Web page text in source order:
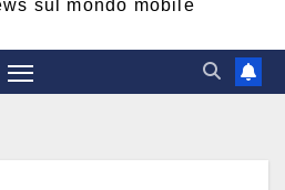
sul mondo mobile